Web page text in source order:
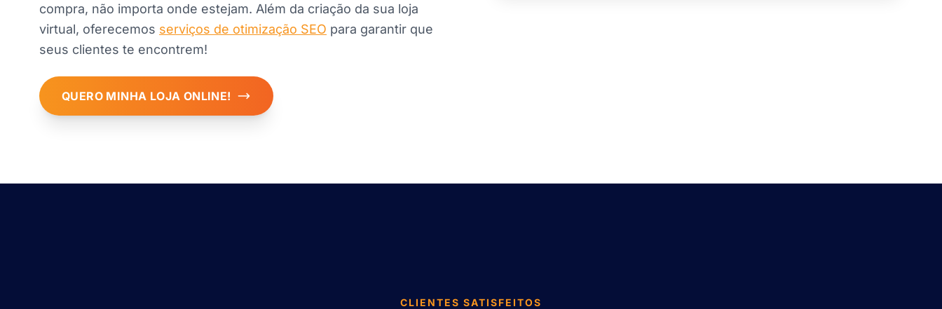
compra, não importa onde estejam. Além da criação da sua loja
virtual, oferecemos serviços de otimização SEO para garantir que
seus clientes te encontrem!
QUERO MINHA LOJA ONLINE!
CLIENTES SATISFEITOS